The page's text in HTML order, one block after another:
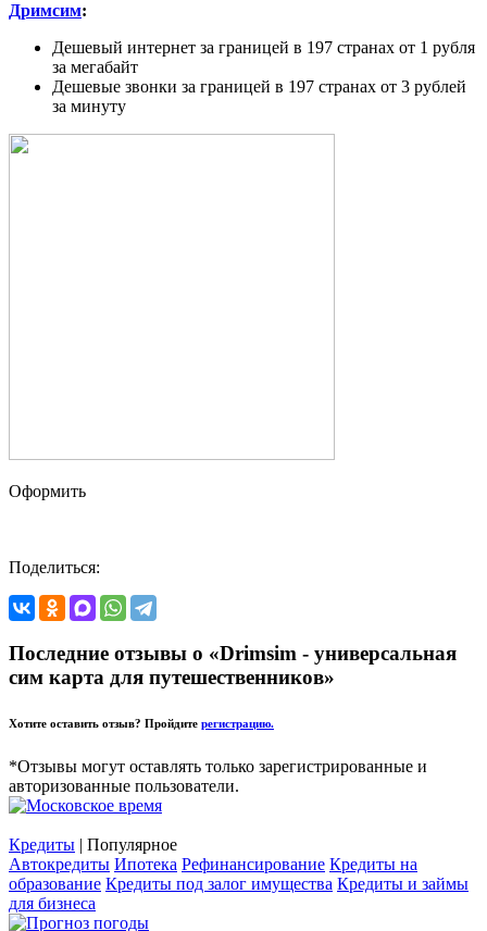
Дримсим:
Дешевый интернет за границей в 197 странах от 1 рубля
за мегабайт
Дешевые звонки за границей в 197 странах от 3 рублей
за минуту
Оформить
Поделиться:
Последние отзывы о «Drimsim - универсальная
сим карта для путешественников»
Хотите оставить отзыв? Пройдите регистрацию.
*Отзывы могут оставлять только зарегистрированные и
авторизованные пользователи.
Кредиты | Популярное
Автокредиты Ипотека Рефинансирование Кредиты на
образование Кредиты под залог имущества Кредиты и займы
для бизнеса